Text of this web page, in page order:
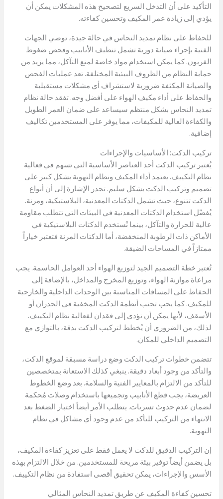
التأكيد على أن التدخل السريع لتصحيح هذه المشكلات يمكن أن
يؤدي إلى زيادة عمر المكيف وتحسين كفاءته.
للحفاظ على نظام تمديد النحاس في حالة جيدة، توصي الجهات
الفنية بإجراء صيانة دورية تشمل تنظيف الأنابيب وفحص ضغوط
الفريون. كما يمكن استخدام مواد خاصة لمنع التآكل، مما يزيد من
حماية النظام من الظروف البيئية المختلفة. تعد عمليات الفحص
والصيانة المكثفة ضرورية لاستشراف أي مشكلات مستقبلية
والحفاظ على أداء مكيف الهواء على أفضل وجه. تفقد حالة نظام
تمديد النحاس بشكل منتظم سيساعد على ضمان العمر الطويل
والكفاءة العالية للمكيفات، مما يوفر على المستخدمين تكاليف
إضافية.
تركيب الدكت: الأساسيات والإجراءات
يُعتبر تركيب الدكت أحد العناصر الأساسية التي تسهم في فعالية
نظام التكييف. يعتمد أداء المكيف ونظام التهوية بشكل كبير على
تصميم وتركيب الدكت بشكل سليم. تجدر الإشارة إلى أن أنواع
الدكت تتنوع، حيث تشمل الدكتات المعدنية، البلاستيكية، ومرنة.
يُفضّل استخدام الدكتات المعدنية في البيئات التي تتطلب مقاومة
عالية للحرارة والتآكل، بينما تُستخدم الدكتات البلاستيكية في
الأماكن ذات الرطوبة المنخفضة، أما الدكتات المرنة فتعتبر خياراً
ممتازاً في المساحات الضيقة.
تُعتبر خطة التصميم الجيد لتوزيع الهواء أحد العوامل الحاسمة. يجب
مراعاة موازنة الهواء، وتوزيع المخرج والمداخل، بالإضافة إلى
الحفاظ على المسافات المناسبة بين الوحدات الداخلية والخارجية
للمكيف. كما يجب تجنب أنظمة الدكت المخفية في الجدران أو
الأسقف، لأنها يمكن أن تؤدي إلى فقدان لفعالية نظام التكييف.
لذلك، من الضروري أن يُخطط لتركيب الدكت بدقة، بالتوازي مع
التصميم الداخلي للمكان.
تتضمن خطوات تركيب الدكت وضع دراسة مسبقة لموقع الدكت،
والتأكد من وجود أبعاد دقيقة. ينبغي كذلك الاستعانة بمتخصصين
للتأكد من الالتزام بالمعايير الفنية والسلامة. بعد وضع الخطوط
العريضة، يجب قطع الأنابيب وتجميعها باستخدام وصلات مُحكمة
لضمان عدم حدوث تسربات. يتطلب الأمر أيضاً اختبار الضغط بعد
الانتهاء من التركيب للتأكد من عدم وجود أي مشاكل في نظام
التهوية.
إن التركيب الدقيق للدكت لا يعمل فقط على تعزيز كفاءة المكيف،
بل يضمن أيضاً توفير بيئة مريحة للمستخدمين. من خلال الالتزام بهذه
الأسس والإجراءات، يمكن تحقيق أقصى استفادة من نظام التكييف.
تحسين كفاءة المكيف عن طريق تمديد النحاس المثالي